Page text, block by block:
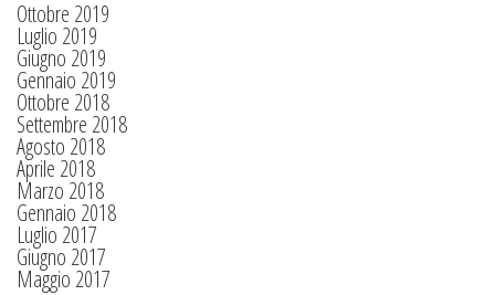
Ottobre 2019
Luglio 2019
Giugno 2019
Gennaio 2019
Ottobre 2018
Settembre 2018
Agosto 2018
Aprile 2018
Marzo 2018
Gennaio 2018
Luglio 2017
Giugno 2017
Maggio 2017